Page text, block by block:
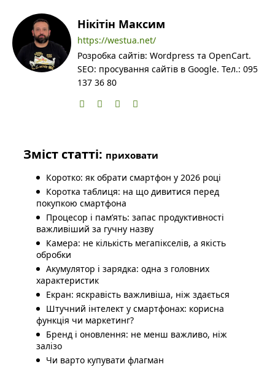
Нікітін Максим
https://westua.net/
Розробка сайтів: Wordpress та OpenCart.
SEO: просування сайтів в Google. Тел.: 095
137 36 80
Зміст статті: приховати
Коротко: як обрати смартфон у 2026 році
Коротка таблиця: на що дивитися перед
покупкою смартфона
Процесор і пам’ять: запас продуктивності
важливіший за гучну назву
Камера: не кількість мегапікселів, а якість
обробки
Акумулятор і зарядка: одна з головних
характеристик
Екран: яскравість важливіша, ніж здається
Штучний інтелект у смартфонах: корисна
функція чи маркетинг?
Бренд і оновлення: не менш важливо, ніж
залізо
Чи варто купувати флагман